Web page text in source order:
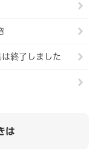
終了しました
は